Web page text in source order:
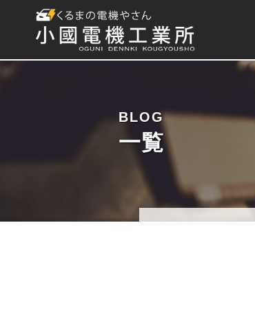
BLOG
一覧